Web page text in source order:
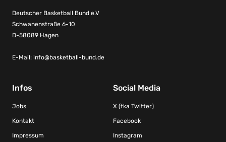
Deutscher Basketball Bund e.V
Schwanenstraße 6-10
D-58089 Hagen
E-Mail: info@basketball-bund.de
Infos
Jobs
Kontakt
Impressum
Social Media
X (fka Twitter)
Facebook
Instagram